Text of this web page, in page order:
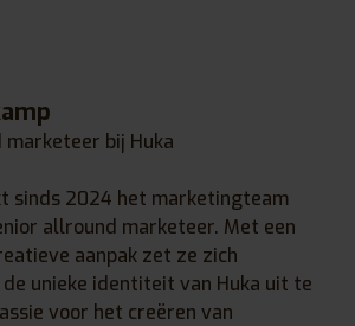
bij Huka
sinds 2024 het marketingteam
allround marketeer. Met een
aanpak zet ze zich
unieke identiteit van Huka uit te
voor het creëren van